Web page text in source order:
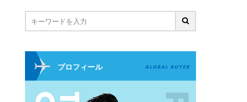
プロフィール